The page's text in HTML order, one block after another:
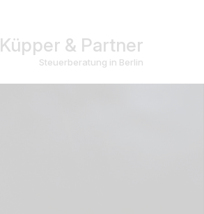
Küpper & Partner
Steuerberatung in Berlin